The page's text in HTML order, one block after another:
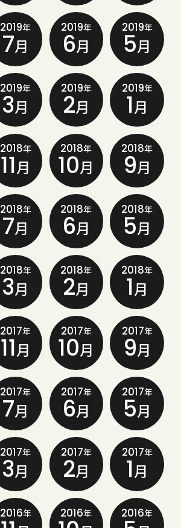
2019年
7月
2019年
6月
2019年
5月
2019年
3月
2019年
2月
2019年
1月
2018年
11月
2018年
10月
2018年
9月
2018年
7月
2018年
6月
2018年
5月
2018年
3月
2018年
2月
2018年
1月
2017年
11月
2017年
10月
2017年
9月
2017年
7月
2017年
6月
2017年
5月
2017年
3月
2017年
2月
2017年
1月
2016年 2016年 2016年